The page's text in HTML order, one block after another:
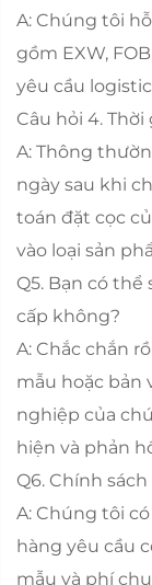
A: Chúng tôi
gồm EXW,
yêu cầu
Câu hỏi 4.
A: Thông
ngày sau khi
toán đặt cọc
vào loại sản
Q5. Bạn có
cấp không?
A: Chắc chắn
mẫu hoặc bản
nghiệp của
hiện và phản
Q6. Chính
A: Chúng tôi
hàng yêu cầu
mẫu và phí